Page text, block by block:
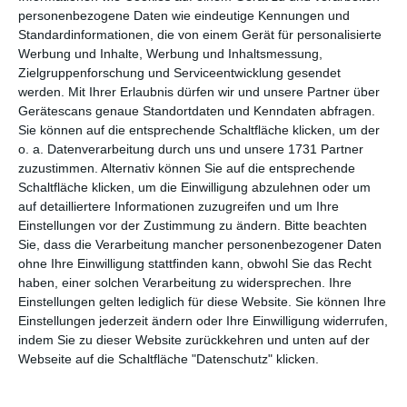
personenbezogene Daten wie eindeutige Kennungen und
Standardinformationen, die von einem Gerät für personalisierte
Werbung und Inhalte, Werbung und Inhaltsmessung,
Zielgruppenforschung und Serviceentwicklung gesendet
werden.
Mit Ihrer Erlaubnis dürfen wir und unsere Partner über
Gerätescans genaue Standortdaten und Kenndaten abfragen.
Sie können auf die entsprechende Schaltfläche klicken, um der
o. a. Datenverarbeitung durch uns und unsere 1731 Partner
zuzustimmen. Alternativ können Sie auf die entsprechende
Schaltfläche klicken, um die Einwilligung abzulehnen oder um
auf detailliertere Informationen zuzugreifen und um Ihre
Einstellungen vor der Zustimmung zu ändern.
Bitte beachten
Sie, dass die Verarbeitung mancher personenbezogener Daten
ohne Ihre Einwilligung stattfinden kann, obwohl Sie das Recht
haben, einer solchen Verarbeitung zu widersprechen. Ihre
Einstellungen gelten lediglich für diese Website. Sie können Ihre
Einstellungen jederzeit ändern oder Ihre Einwilligung widerrufen,
indem Sie zu dieser Website zurückkehren und unten auf der
Webseite auf die Schaltfläche "Datenschutz" klicken.
WEITERE KARTEN IN DIESEN
KATEGORIEN ANSEHEN
Auf der Arbeit
Abschied/ Rente
Rente
Freizeit
Urlaub
Kisseo©